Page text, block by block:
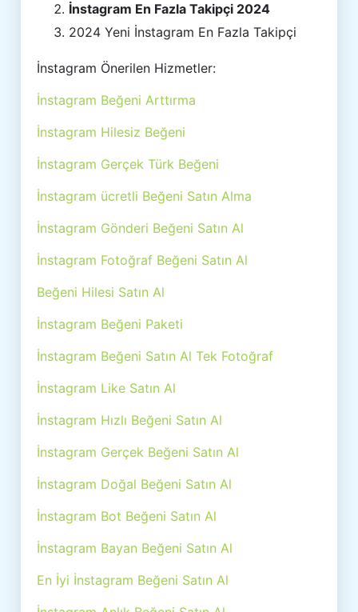
İnstagram En Fazla Takipçi 2024
2024 Yeni İnstagram En Fazla Takipçi
İnstagram Önerilen Hizmetler:
İnstagram Beğeni Arttırma
İnstagram Hilesiz Beğeni
İnstagram Gerçek Türk Beğeni
İnstagram ücretli Beğeni Satın Alma
İnstagram Gönderi Beğeni Satın Al
İnstagram Fotoğraf Beğeni Satın Al
Beğeni Hilesi Satın Al
İnstagram Beğeni Paketi
İnstagram Beğeni Satın Al Tek Fotoğraf
İnstagram Like Satın Al
İnstagram Hızlı Beğeni Satın Al
İnstagram Gerçek Beğeni Satın Al
İnstagram Doğal Beğeni Satın Al
İnstagram Bot Beğeni Satın Al
İnstagram Bayan Beğeni Satın Al
En İyi İnstagram Beğeni Satın Al